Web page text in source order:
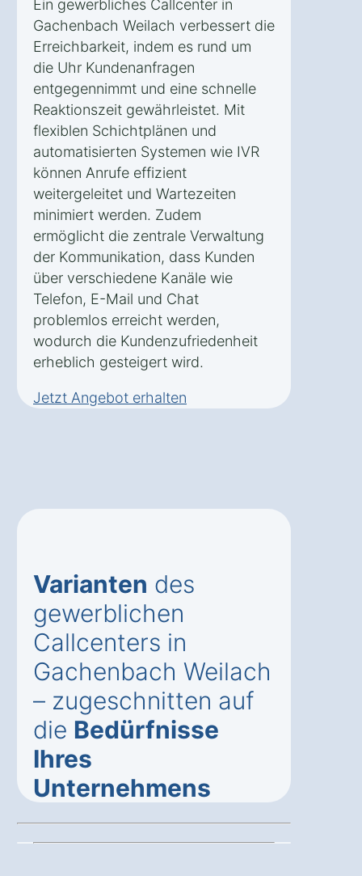
Ein gewerbliches Callcenter in
Gachenbach Weilach verbessert die
Erreichbarkeit, indem es rund um
die Uhr Kundenanfragen
entgegennimmt und eine schnelle
Reaktionszeit gewährleistet. Mit
flexiblen Schichtplänen und
automatisierten Systemen wie IVR
können Anrufe effizient
weitergeleitet und Wartezeiten
minimiert werden. Zudem
ermöglicht die zentrale Verwaltung
der Kommunikation, dass Kunden
über verschiedene Kanäle wie
Telefon, E-Mail und Chat
problemlos erreicht werden,
wodurch die Kundenzufriedenheit
erheblich gesteigert wird.
Jetzt Angebot erhalten
Varianten des
gewerblichen
Callcenters in
Gachenbach Weilach
– zugeschnitten auf
die Bedürfnisse
Ihres
Unternehmens